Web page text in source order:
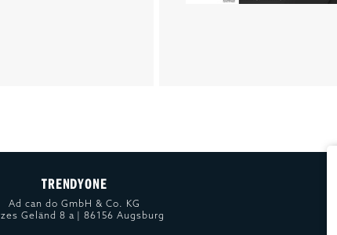
TRENDYONE
Ad can do GmbH & Co. KG
Geländ 8 a | 86156 Augsburg